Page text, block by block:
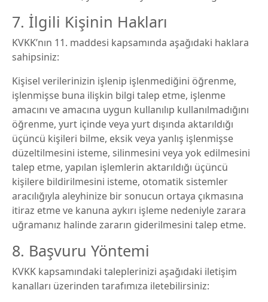
7. İlgili Kişinin Hakları
KVKK’nın 11. maddesi kapsamında aşağıdaki haklara
sahipsiniz:
Kişisel verilerinizin işlenip işlenmediğini öğrenme,
işlenmişse buna ilişkin bilgi talep etme, işlenme
amacını ve amacına uygun kullanılıp kullanılmadığını
öğrenme, yurt içinde veya yurt dışında aktarıldığı
üçüncü kişileri bilme, eksik veya yanlış işlenmişse
düzeltilmesini isteme, silinmesini veya yok edilmesini
talep etme, yapılan işlemlerin aktarıldığı üçüncü
kişilere bildirilmesini isteme, otomatik sistemler
aracılığıyla aleyhinize bir sonucun ortaya çıkmasına
itiraz etme ve kanuna aykırı işleme nedeniyle zarara
uğramanız halinde zararın giderilmesini talep etme.
8. Başvuru Yöntemi
KVKK kapsamındaki taleplerinizi aşağıdaki iletişim
kanalları üzerinden tarafımıza iletebilirsiniz: